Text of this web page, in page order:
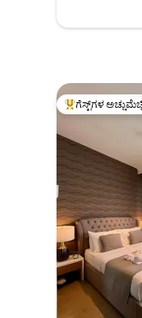
ಗೆಸ್ಟ್‌ಗಳಿಗೆ ಅತಿ ಹೆಚ್ಚು
ಗೆಸ್ಟ್‌ಗಳ